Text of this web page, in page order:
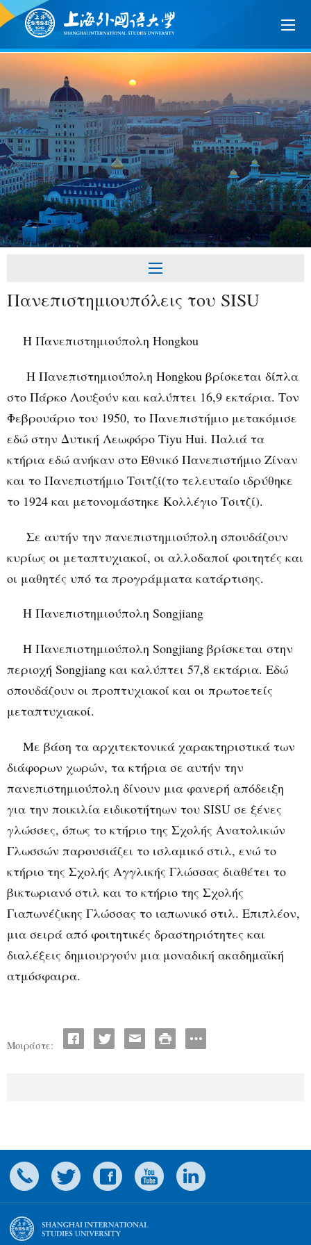
Πανεπιστημιουπόλεις του SISU
Η Πανεπιστημιούπολη Hongkou
Η Πανεπιστημιούπολη Hongkou βρίσκεται δίπλα
στο Πάρκο Λουξούν και καλύπτει 16,9 εκτάρια. Τον
Φεβρουάριο του 1950, το Πανεπιστήμιο μετακόμισε
εδώ στην Δυτική Λεωφόρο Tiyu Hui. Παλιά τα
κτήρια εδώ ανήκαν στο Εθνικό Πανεπιστήμιο Ζίναν
και το Πανεπιστήμιο Τσιτζί(το τελευταίο ιδρύθηκε
το 1924 και μετονομάστηκε Κολλέγιο Τσιτζί).
Σε αυτήν την πανεπιστημιούπολη σπουδάζουν
κυρίως οι μεταπτυχιακοί, οι αλλοδαποί φοιτητές και
οι μαθητές υπό τα προγράμματα κατάρτισης.
Η Πανεπιστημιούπολη Songjiang
Η Πανεπιστημιούπολη Songjiang βρίσκεται στην
περιοχή Songjiang και καλύπτει 57,8 εκτάρια. Εδώ
σπουδάζουν οι προπτυχιακοί και οι πρωτοετείς
μεταπτυχιακοί.
Με βάση τα αρχιτεκτονικά χαρακτηριστικά των
διάφορων χωρών, τα κτήρια σε αυτήν την
πανεπιστημιούπολη δίνουν μια φανερή απόδειξη
για την ποικιλία ειδικοτήτηων του SISU σε ξένες
γλώσσες, όπως το κτήριο της Σχολής Ανατολικών
Γλωσσών παρουσιάζει το ισλαμικό στιλ, ενώ το
κτήριο της Σχολής Αγγλικής Γλώσσας διαθέτει το
βικτωριανό στιλ και το κτήριο της Σχολής
Γιαπωνέζικης Γλώσσας το ιαπωνικό στιλ. Επιπλέον,
μια σειρά από φοιτητικές δραστηριότητες και
διαλέξεις δημιουργούν μια μοναδική ακαδημαϊκή
ατμόσφαιρα.
Μοιράστε: